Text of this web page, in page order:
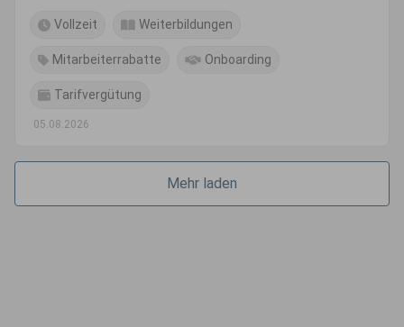
Vollzeit Weiterbildungen
Mitarbeiterrabatte Onboarding
Tarifvergütung
05.08.2026
Mehr laden